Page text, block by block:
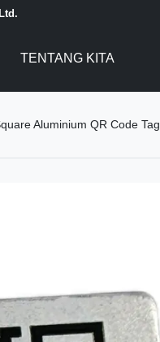
TENTANG KITA
Aluminium QR Code Tag.